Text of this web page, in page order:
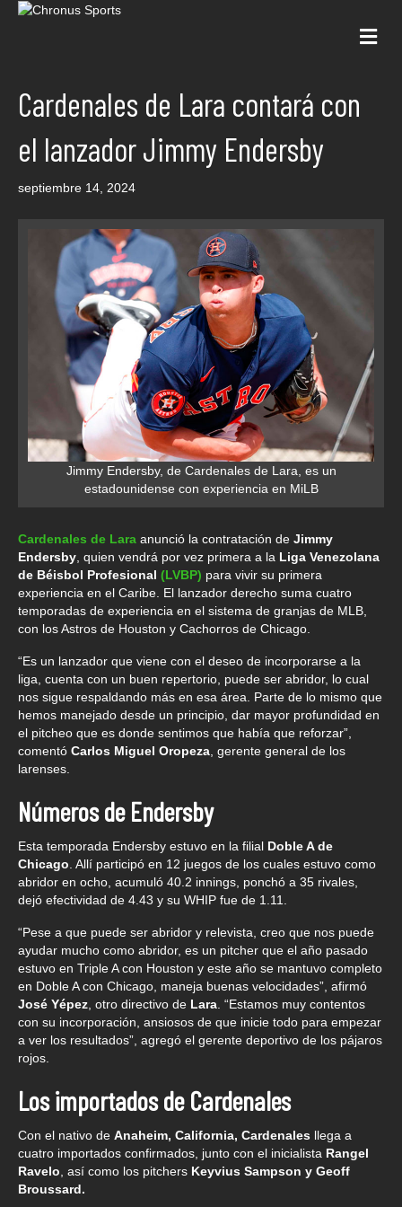
Cardenales de Lara contará con
el lanzador Jimmy Endersby
septiembre 14, 2024
Jimmy Endersby, de Cardenales de Lara, es un
estadounidense con experiencia en MiLB
Cardenales de Lara anunció la contratación de Jimmy
Endersby, quien vendrá por vez primera a la Liga Venezolana
de Béisbol Profesional (LVBP) para vivir su primera
experiencia en el Caribe. El lanzador derecho suma cuatro
temporadas de experiencia en el sistema de granjas de MLB,
con los Astros de Houston y Cachorros de Chicago.
“Es un lanzador que viene con el deseo de incorporarse a la
liga, cuenta con un buen repertorio, puede ser abridor, lo cual
nos sigue respaldando más en esa área. Parte de lo mismo que
hemos manejado desde un principio, dar mayor profundidad en
el pitcheo que es donde sentimos que había que reforzar”,
comentó Carlos Miguel Oropeza, gerente general de los
larenses.
Números de Endersby
Esta temporada Endersby estuvo en la filial Doble A de
Chicago. Allí participó en 12 juegos de los cuales estuvo como
abridor en ocho, acumuló 40.2 innings, ponchó a 35 rivales,
dejó efectividad de 4.43 y su WHIP fue de 1.11.
“Pese a que puede ser abridor y relevista, creo que nos puede
ayudar mucho como abridor, es un pitcher que el año pasado
estuvo en Triple A con Houston y este año se mantuvo completo
en Doble A con Chicago, maneja buenas velocidades”, afirmó
José Yépez, otro directivo de Lara. “Estamos muy contentos
con su incorporación, ansiosos de que inicie todo para empezar
a ver los resultados”, agregó el gerente deportivo de los pájaros
rojos.
Los importados de Cardenales
Con el nativo de Anaheim, California, Cardenales llega a
cuatro importados confirmados, junto con el inicialista Rangel
Ravelo, así como los pitchers Keyvius Sampson y Geoff
Broussard.